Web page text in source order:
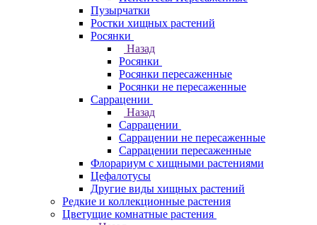
Пузырчатки
Ростки хищных растений
Росянки
Назад
Росянки
Росянки пересаженные
Росянки не пересаженные
Саррацении
Назад
Саррацении
Саррацении не пересаженные
Саррацении пересаженные
Флорариум с хищными растениями
Цефалотусы
Другие виды хищных растений
Редкие и коллекционные растения
Цветущие комнатные растения